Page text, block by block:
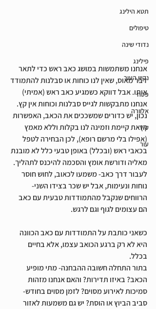
תטא הילינג
טיפולים
נדודי שינה
פילינג
נקיון העור
פסח
אלוורה
קיץ
עור
אנחנו משתמשות במושג כאב ראש כדי לתאר
דבר מאוס, שאין לנו כוחות או סבלנות להתמודד
איתו. אבל דווקא כשמגיע כאב ראש (אמיתי)
אנחנו מתבקשות לגייס סבלנות וכוחות אין קץ.
נכון, יש כדורים שמשככים את הכאב, האפשרות
הזאת קיימת וזמינה לנו בקלות וללא מאמץ
(אפילו בלי מרשם רופא), לכן הבחירה לטפל
בכאבי ראש (ובכלל) באופן טבעי כלל לא מובנת
מאליה ודורשת אומץ והסכמה להיכנס לתהליך.
לעבור דרך כאב- משמעו לכאוב, לחוש חוסר
נוחות ונעימות, אבל יש שכר בצידו השני-
הרווחים שנקבל מהתמודדות טבעית עם כאב
הם עצומים לגוף וגם לרגש.
כשאני כותבת על התמודדות עם כאב הכוונה
היא לא רק ברגע הכואב עצמו, אלא בחיים
בכלל.
בתור התחלה חשובה ההבחנה- מתי מופיע
הכאב? באיזו תדירות? והאם אנחנו מזהות
סמיכות לאירוע מסוים? לזמן מסוים בחודש-
סביב הביוץ או הוסת? יש גם משמעות לאזור